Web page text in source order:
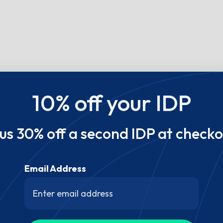
10% off your IDP
30% off a second IDP at
Email Address